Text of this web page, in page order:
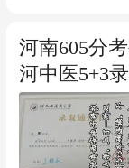
河南605分
河中医5+3